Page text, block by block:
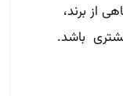
از برند،
باشد.